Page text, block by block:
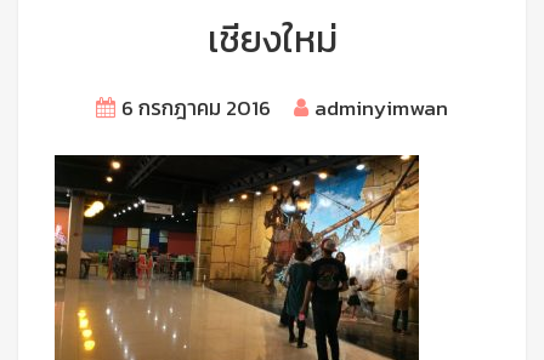
เชียงใหม่
6 กรกฎาคม 2016 adminyimwan